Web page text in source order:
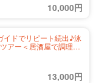
10,000円
イドでリピート続出♪泳
アー＜居酒屋で調理可
ー大歓迎！（No.558）
13,000円